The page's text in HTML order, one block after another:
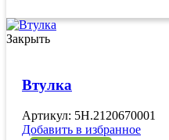
Закрыть
Втулка
Артикул: 5H.2120670001
Добавить в избранное